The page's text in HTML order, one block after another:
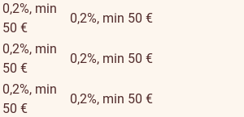
0,2%, min
50 €
0,2%, min 50 €
0,2%, min
50 €
0,2%, min 50 €
0,2%, min
50 €
0,2%, min 50 €